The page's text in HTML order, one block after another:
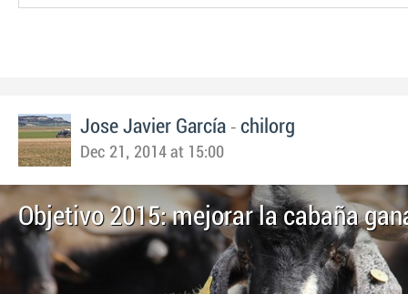
Jose Javier García - chilorg
Dec 21, 2014 at 15:00
Objetivo 2015: mejorar la cabaña